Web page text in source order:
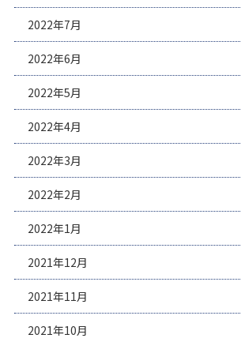
2022年7月
2022年6月
2022年5月
2022年4月
2022年3月
2022年2月
2022年1月
2021年12月
2021年11月
2021年10月